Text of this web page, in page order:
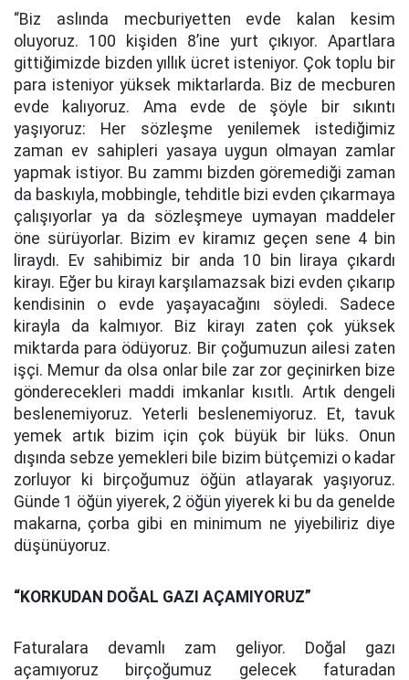
“Biz aslında mecburiyetten evde kalan kesim
oluyoruz. 100 kişiden 8’ine yurt çıkıyor. Apartlara
gittiğimizde bizden yıllık ücret isteniyor. Çok toplu bir
para isteniyor yüksek miktarlarda. Biz de mecburen
evde kalıyoruz. Ama evde de şöyle bir sıkıntı
yaşıyoruz: Her sözleşme yenilemek istediğimiz
zaman ev sahipleri yasaya uygun olmayan zamlar
yapmak istiyor. Bu zammı bizden göremediği zaman
da baskıyla, mobbingle, tehditle bizi evden çıkarmaya
çalışıyorlar ya da sözleşmeye uymayan maddeler
öne sürüyorlar. Bizim ev kiramız geçen sene 4 bin
liraydı. Ev sahibimiz bir anda 10 bin liraya çıkardı
kirayı. Eğer bu kirayı karşılamazsak bizi evden çıkarıp
kendisinin o evde yaşayacağını söyledi. Sadece
kirayla da kalmıyor. Biz kirayı zaten çok yüksek
miktarda para ödüyoruz. Bir çoğumuzun ailesi zaten
işçi. Memur da olsa onlar bile zar zor geçinirken bize
gönderecekleri maddi imkanlar kısıtlı. Artık dengeli
beslenemiyoruz. Yeterli beslenemiyoruz. Et, tavuk
yemek artık bizim için çok büyük bir lüks. Onun
dışında sebze yemekleri bile bizim bütçemizi o kadar
zorluyor ki birçoğumuz öğün atlayarak yaşıyoruz.
Günde 1 öğün yiyerek, 2 öğün yiyerek ki bu da genelde
makarna, çorba gibi en minimum ne yiyebiliriz diye
düşünüyoruz.
“KORKUDAN DOĞAL GAZI AÇAMIYORUZ”
Faturalara devamlı zam geliyor. Doğal gazı
açamıyoruz birçoğumuz gelecek faturadan